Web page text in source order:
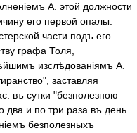
А. этой должности
его первой опалы.
части подъ его
графа Толя,
изслѣдованіямъ А.
заставляя
въ сутки "безполезною
два и по три раза въ день
безполезныхъ